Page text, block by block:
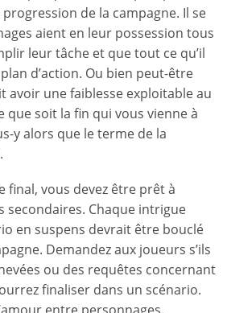
de la campagne. Il se
aient en leur possession tous
leur tâche et que tout ce qu’il
d’action. Ou bien peut-être
avoir une faiblesse exploitable au
que soit la fin qui vous vienne à
y alors que le terme de la
final, vous devez être prêt à
secondaires. Chaque intrigue
en suspens devrait être bouclé
Demandez aux joueurs s’ils
ou des requêtes concernant
finaliser dans un scénario.